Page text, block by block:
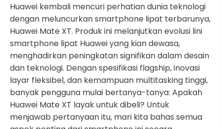
Huawei kembali mencuri perhatian dunia teknologi
dengan meluncurkan smartphone lipat terbarunya,
Huawei Mate XT. Produk ini melanjutkan evolusi lini
smartphone lipat Huawei yang kian dewasa,
menghadirkan peningkatan signifikan dalam desain
dan teknologi. Dengan spesifikasi flagship, inovasi
layar fleksibel, dan kemampuan multitasking tinggi,
banyak pengguna mulai bertanya-tanya: Apakah
Huawei Mate XT layak untuk dibeli? Untuk
menjawab pertanyaan itu, mari kita bahas semua